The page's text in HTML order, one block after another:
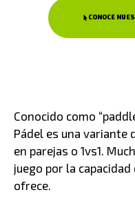
CONOCE
Conocido como
Pádel es una variante
en parejas o 1vs1.
juego por la
ofrece.